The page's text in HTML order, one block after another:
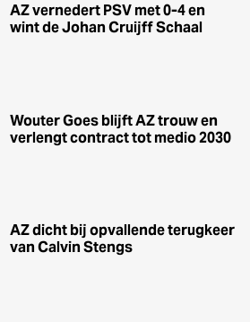
AZ vernedert PSV met 0-4 en
wint de Johan Cruijff Schaal
Wouter Goes blijft AZ trouw en
verlengt contract tot medio 2030
AZ dicht bij opvallende terugkeer
van Calvin Stengs